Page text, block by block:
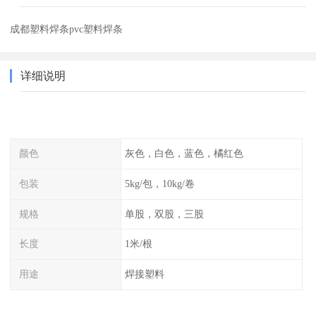
成都塑料焊条pvc塑料焊条
详细说明
颜色 灰色，白色，蓝色，橘红色
包装 5kg/包，10kg/卷
规格 单股，双股，三股
长度 1米/根
用途 焊接塑料